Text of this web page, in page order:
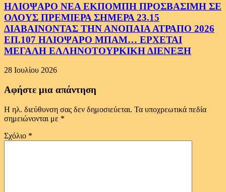
ΗΛΙΟΨΑΡΟ ΝΕΑ ΕΚΠΟΜΠΗ ΠΡΟΣΒΑΣΙΜΗ ΣΕ
ΟΛΟΥΣ ΠΡΕΜΙΕΡΑ ΣΗΜΕΡΑ 23.15
ΔΙΑΒΑΙΝΟΝΤΑΣ ΤΗΝ ΑΝΟΠΑΙΑ ΑΤΡΑΠΟ 2026
ΕΠ.107 ΗΛΙΟΨΑΡΟ ΜΠΑΜ… ΕΡΧΕΤΑΙ
ΜΕΓΑΛΗ ΕΛΛΗΝΟΤΟΥΡΚΙΚΗ ΔΙΕΝΕΞΗ
28 Ιουλίου 2026
Αφήστε μια απάντηση
Η ηλ. διεύθυνση σας δεν δημοσιεύεται. Τα υποχρεωτικά πεδία
σημειώνονται με *
Σχόλιο *